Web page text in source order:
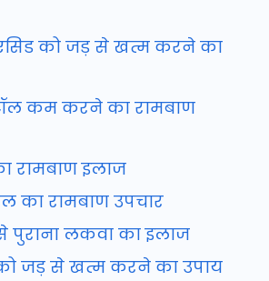
को जड़ से खत्म करने का
कम करने का रामबाण
रामबाण इलाज
का रामबाण उपचार
पुराना लकवा का इलाज
जड़ से खत्म करने का उपाय